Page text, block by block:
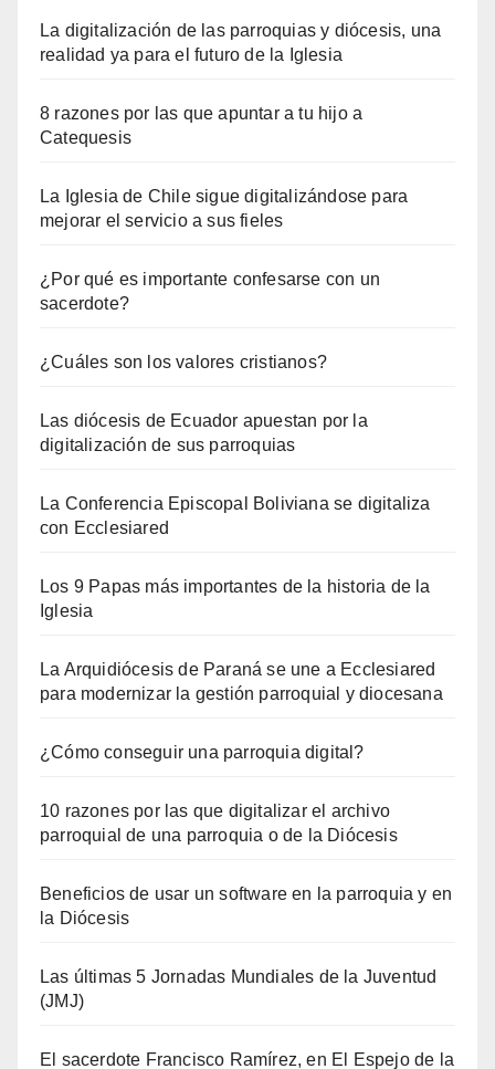
La digitalización de las parroquias y diócesis, una
realidad ya para el futuro de la Iglesia
8 razones por las que apuntar a tu hijo a
Catequesis
La Iglesia de Chile sigue digitalizándose para
mejorar el servicio a sus fieles
¿Por qué es importante confesarse con un
sacerdote?
¿Cuáles son los valores cristianos?
Las diócesis de Ecuador apuestan por la
digitalización de sus parroquias
La Conferencia Episcopal Boliviana se digitaliza
con Ecclesiared
Los 9 Papas más importantes de la historia de la
Iglesia
La Arquidiócesis de Paraná se une a Ecclesiared
para modernizar la gestión parroquial y diocesana
¿Cómo conseguir una parroquia digital?
10 razones por las que digitalizar el archivo
parroquial de una parroquia o de la Diócesis
Beneficios de usar un software en la parroquia y en
la Diócesis
Las últimas 5 Jornadas Mundiales de la Juventud
(JMJ)
El sacerdote Francisco Ramírez, en El Espejo de la